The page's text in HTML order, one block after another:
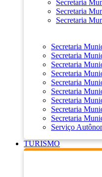
Secretaria
Secretaria
Secretaria
Secretaria
Secretaria
Secretaria
Secretaria
Secretaria
Secretaria
Secretaria
Secretaria
Secretaria
Serviço
TURISMO